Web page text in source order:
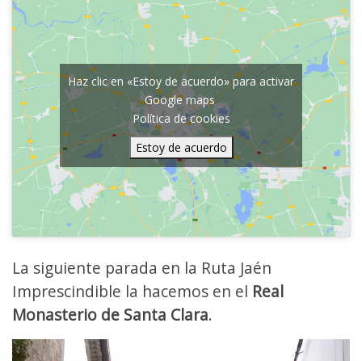
Haz clic en «Estoy de acuerdo» para activar
Google maps
Política de cookies
Estoy de acuerdo
La siguiente parada en la Ruta Jaén
Imprescindible la hacemos en el Real
Monasterio de Santa Clara.